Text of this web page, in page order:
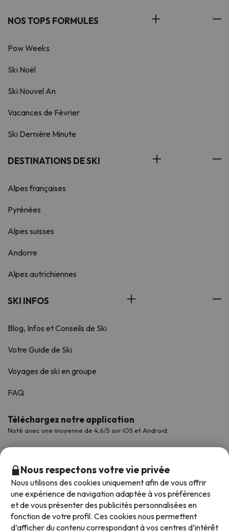
NOS TOPS FORMULES
Pow Weeks
Ski Noël
Ski Nouvel An
Vacances de Février
Ski Dernière Minute
DESTINATIONS DE SKI
Alpes françaises
Pyrénées
Alpes suisses
Andorre
Alpes autrichiennes
SKI INFOS
Blog, Infos et Conseils de Ski
Votre Guide de Ski
Voyages de ski en groupe
FAQ
Téléchargez notre application
Noté avec une moyenne de 4,6/5 sur iOS et Android.
Nous respectons votre vie privée
Nous utilisons des cookies uniquement afin de vous offrir
une expérience de navigation adaptée à vos préférences
et de vous présenter des publicités personnalisées en
fonction de votre profil. Ces cookies nous permettent
d’afficher du contenu correspondant à vos centres d’intérêt